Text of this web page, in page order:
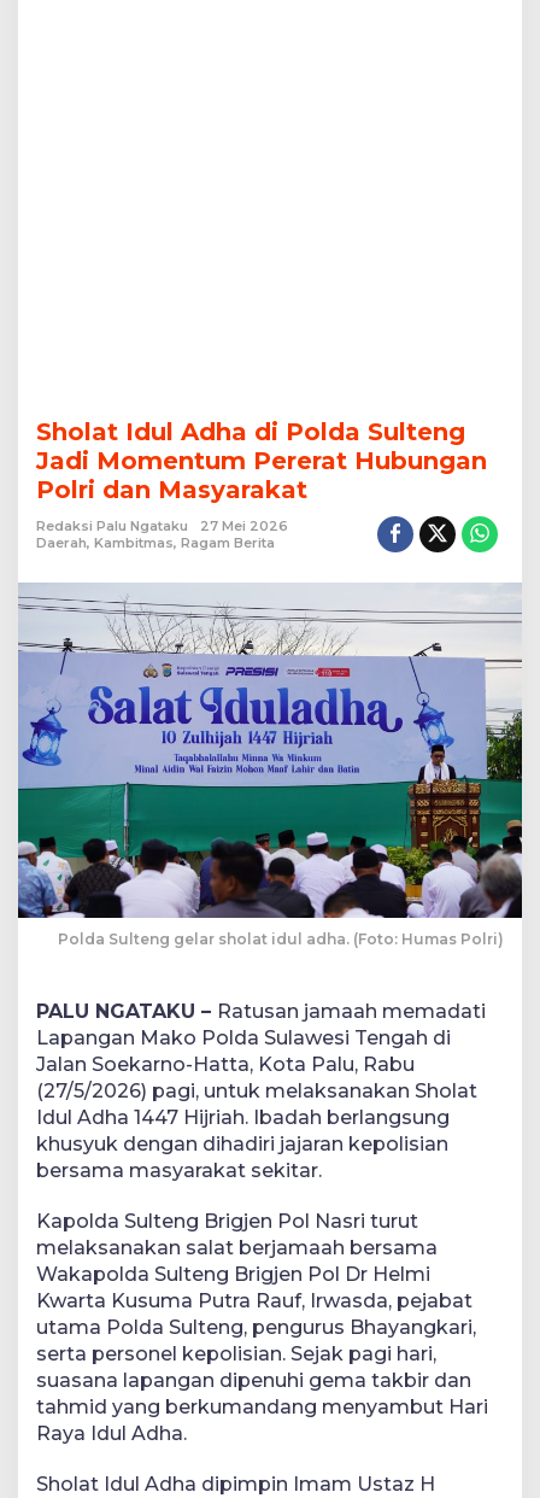
Sholat Idul Adha di Polda Sulteng
Jadi Momentum Pererat Hubungan
Polri dan Masyarakat
Redaksi Palu Ngataku
27 Mei 2026
Daerah, Kambitmas, Ragam Berita
Polda Sulteng gelar sholat idul adha. (Foto: Humas Polri)
PALU NGATAKU – Ratusan jamaah memadati
Lapangan Mako Polda Sulawesi Tengah di
Jalan Soekarno-Hatta, Kota Palu, Rabu
(27/5/2026) pagi, untuk melaksanakan Sholat
Idul Adha 1447 Hijriah. Ibadah berlangsung
khusyuk dengan dihadiri jajaran kepolisian
bersama masyarakat sekitar.
Kapolda Sulteng Brigjen Pol Nasri turut
melaksanakan salat berjamaah bersama
Wakapolda Sulteng Brigjen Pol Dr Helmi
Kwarta Kusuma Putra Rauf, Irwasda, pejabat
utama Polda Sulteng, pengurus Bhayangkari,
serta personel kepolisian. Sejak pagi hari,
suasana lapangan dipenuhi gema takbir dan
tahmid yang berkumandang menyambut Hari
Raya Idul Adha.
Sholat Idul Adha dipimpin Imam Ustaz H